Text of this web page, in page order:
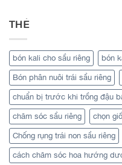
THẺ
bón kali cho sầu riêng bón
Bón phân nuôi trái sầu riêng
chuẩn bị trước khi trồng đậu
chăm sóc sầu riêng chọn
Chống rụng trái non sầu riêng
cách chăm sóc hoa hướng